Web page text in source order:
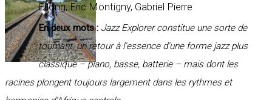
Bilong, Eric Montigny, Gabriel Pierre
En deux mots : Jazz Explorer constitue une sorte de
tournant, un retour à l’essence d’une forme jazz plus
classique – piano, basse, batterie – mais dont les
racines plongent toujours largement dans les rythmes et